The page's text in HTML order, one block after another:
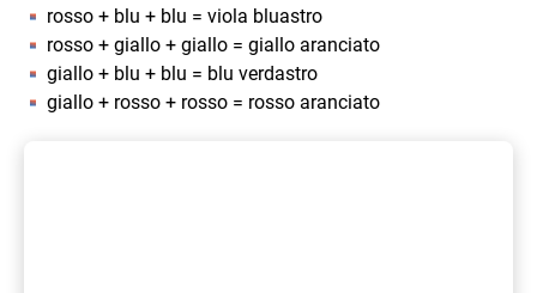
rosso + blu + blu = viola bluastro
rosso + giallo + giallo = giallo aranciato
giallo + blu + blu = blu verdastro
giallo + rosso + rosso = rosso aranciato